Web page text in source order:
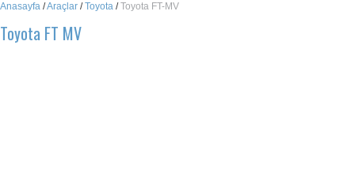
Anasayfa /Araçlar /Toyota /Toyota FT-MV
Toyota FT MV